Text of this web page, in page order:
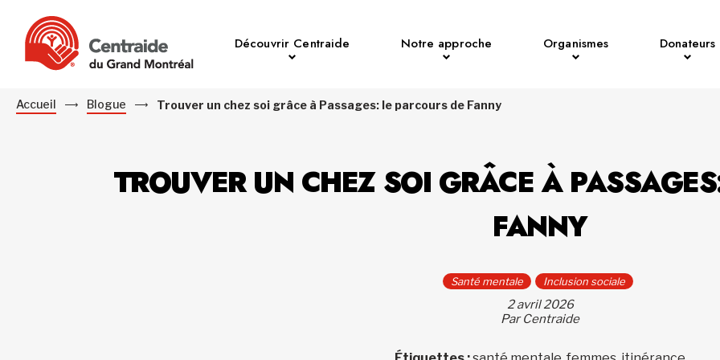
Découvrir Centraide Notre approche Organismes Donateurs
Accueil Blogue Trouver un chez soi grâce à Passages: le parcours de Fanny
TROUVER UN CHEZ SOI GRÂCE À
FANNY
Santé mentale Inclusion sociale
2 avril 2026
Par Centraide